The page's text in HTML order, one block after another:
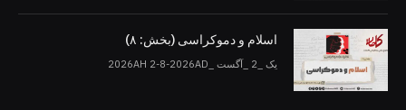
اسلام و دموکراسی (بخش: ۸)
یک _2 _آگست _2026AH 2-8-2026AD